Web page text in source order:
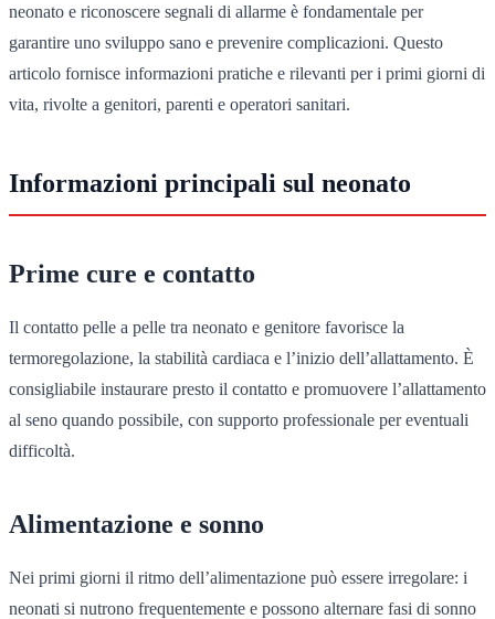
neonato e riconoscere segnali di allarme è fondamentale per
garantire uno sviluppo sano e prevenire complicazioni. Questo
articolo fornisce informazioni pratiche e rilevanti per i primi giorni di
vita, rivolte a genitori, parenti e operatori sanitari.
Informazioni principali sul neonato
Prime cure e contatto
Il contatto pelle a pelle tra neonato e genitore favorisce la
termoregolazione, la stabilità cardiaca e l’inizio dell’allattamento. È
consigliabile instaurare presto il contatto e promuovere l’allattamento
al seno quando possibile, con supporto professionale per eventuali
difficoltà.
Alimentazione e sonno
Nei primi giorni il ritmo dell’alimentazione può essere irregolare: i
neonati si nutrono frequentemente e possono alternare fasi di sonno